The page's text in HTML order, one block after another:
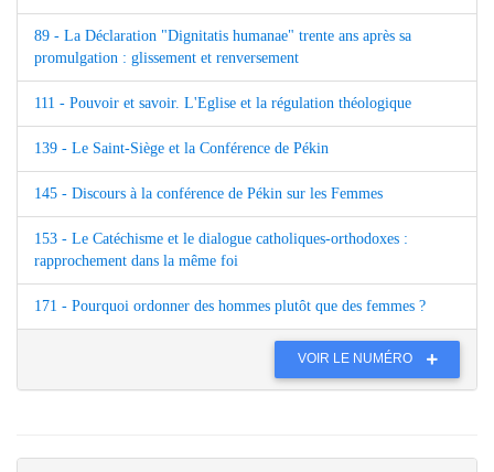
89 - La Déclaration "Dignitatis humanae" trente ans après sa
promulgation : glissement et renversement
111 - Pouvoir et savoir. L'Eglise et la régulation théologique
139 - Le Saint-Siège et la Conférence de Pékin
145 - Discours à la conférence de Pékin sur les Femmes
153 - Le Catéchisme et le dialogue catholiques-orthodoxes :
rapprochement dans la même foi
171 - Pourquoi ordonner des hommes plutôt que des femmes ?
VOIR LE NUMÉRO